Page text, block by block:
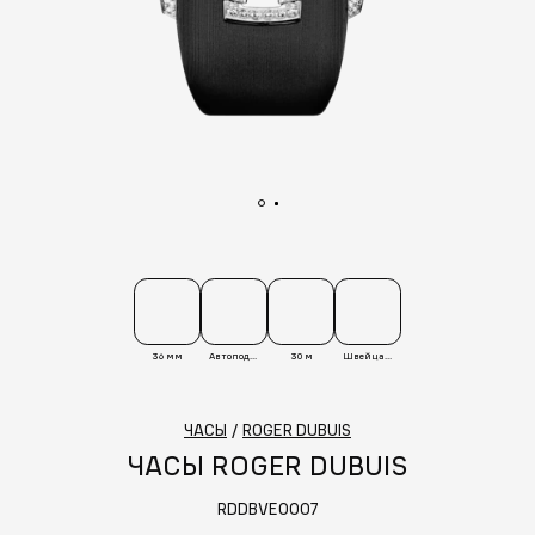
36 мм Автоподзавод 30 м Швейцария
ЧАСЫ / ROGER DUBUIS
ЧАСЫ ROGER DUBUIS
RDDBVE0007